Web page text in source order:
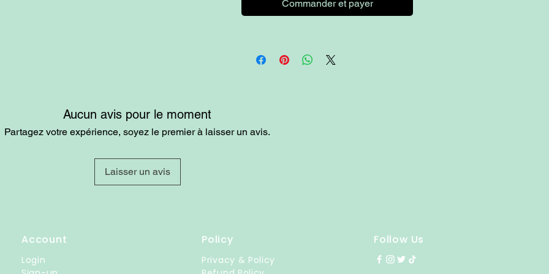
Commander et payer
Aucun avis pour le moment
Partagez votre expérience, soyez le premier à laisser un avis.
Laisser un avis
Account
Login
Policy
Privacy & Policy
Follow Us